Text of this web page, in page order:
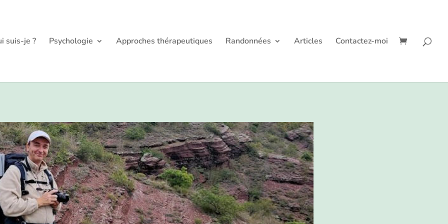
suis-je ? Psychologie Approches thérapeutiques Randonnées Articles Contactez-moi